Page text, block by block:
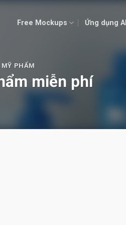
Free Mockups Ứng dụng AI
MỸ PHẨM
miễn phí